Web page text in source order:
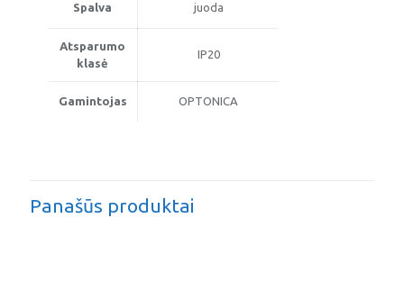
Spalva juoda
Atsparumo
klasė
IP20
Gamintojas OPTONICA
Panašūs produktai